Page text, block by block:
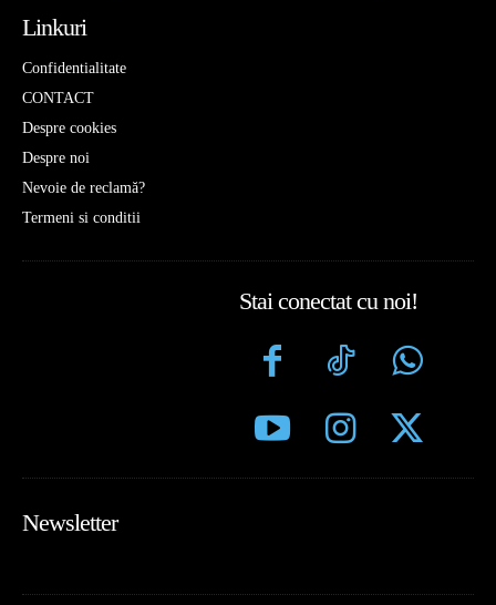
Linkuri
Confidentialitate
CONTACT
Despre cookies
Despre noi
Nevoie de reclamă?
Termeni si conditii
Stai conectat cu noi!
Newsletter